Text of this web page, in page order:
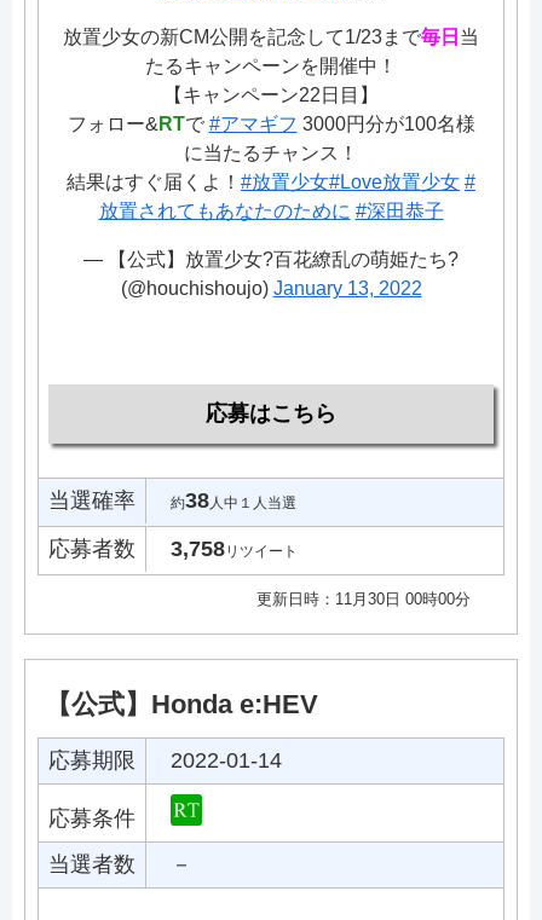
放置少女の新CM公開を記念して1/23まで毎日 当
たるキャンペーンを開催中！
【キャンペーン22日目】
フォロー& RTで #アマギフ 3000円分が100名様
に当たるチャンス！
結果はすぐ届くよ！ #放置少女#Love放置少女 #
放置されてもあなたのために #深田恭子
— 【公式】放置少女?百花繚乱の萌姫たち?
(@houchishoujo) January 13, 2022
応募はこちら
当選確率 約38 人中１人当選
応募者数 3,758リツイート
更新日時：11月30日 00時00分
【公式】Honda e:HEV
応募期限 2022-01-14
応募条件
当選者数
－